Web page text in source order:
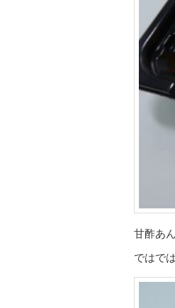
甘酢あ
ではで